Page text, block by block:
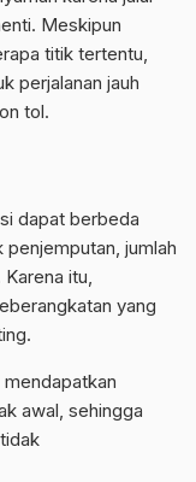
Meskipun
titik tertentu,
perjalanan jauh
tol.
dapat berbeda
jumlah
itu,
yang
awal, sehingga